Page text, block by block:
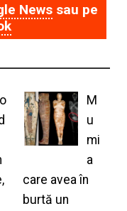
Newssau pe
M
u
mi
a
care avea în
burtă un